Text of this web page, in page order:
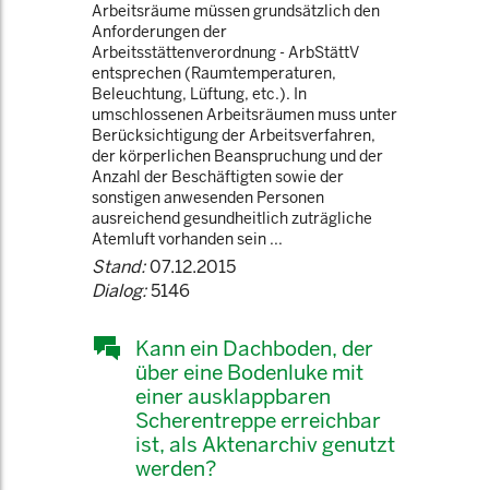
Arbeitsräume müssen grundsätzlich den
Anforderungen der
Arbeitsstättenverordnung - ArbStättV
entsprechen (Raumtemperaturen,
Beleuchtung, Lüftung, etc.). In
umschlossenen Arbeitsräumen muss unter
Berücksichtigung der Arbeitsverfahren,
der körperlichen Beanspruchung und der
Anzahl der Beschäftigten sowie der
sonstigen anwesenden Personen
ausreichend gesundheitlich zuträgliche
Atemluft vorhanden sein ...
Stand:07.12.2015
Dialog:5146
Kann ein Dachboden, der
über eine Bodenluke mit
einer ausklappbaren
Scherentreppe erreichbar
ist, als Aktenarchiv genutzt
werden?